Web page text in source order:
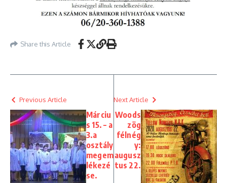
Share this Article
Previous Article
Márciu
s 15. – a
3.a
osztály
megem
lékezé
se.
Next Article
Woods
zög
félnég
y:
augusz
tus 22.